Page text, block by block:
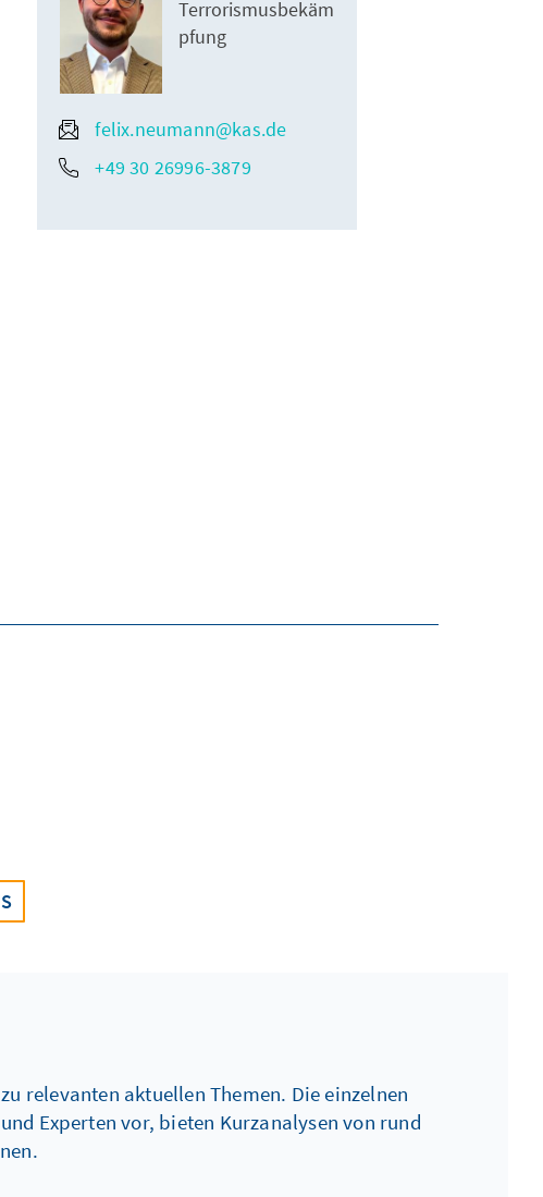
Terrorismusbekäm
pfung
felix.neumann@kas.de
+49 30 26996-3879
relevanten aktuellen Themen. Die einzelnen
Experten vor, bieten Kurzanalysen von rund